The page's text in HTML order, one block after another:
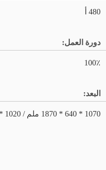
480 أ
دورة العمل:
100٪
البعد:
1070 * 640 * 1870 ملم / 1020 * 530 * 690 ملم